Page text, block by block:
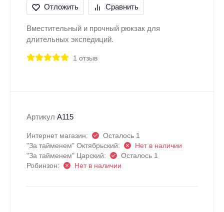
Отложить Сравнить
Вместительный и прочный рюкзак для
длительных экспедиций.
1 отзыв
Артикул A115
Интернет магазин:
Осталось 1
"За тайменем" Октябрьский:
Нет в наличии
"За тайменем" Царский:
Осталось 1
Робинзон:
Нет в наличии